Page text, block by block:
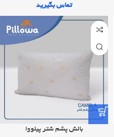
تماس بگیرید
بالش پشم شتر پیلووا